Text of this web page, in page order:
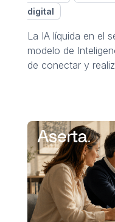
digital
La IA líquida en el
modelo de
de conectar y